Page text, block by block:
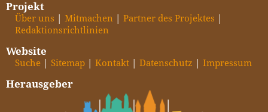
Projekt
Über uns Mitmachen
Partner des Projektes
Redaktionsrichtlinien
Website
Suche Sitemap Kontakt Datenschutz Impressum
Herausgeber